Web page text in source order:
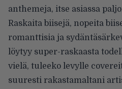
anthemeja, itse asiassa
Raskaita biisejä, nopeita
romanttisia ja
löytyy super-raskaasta
vielä, tuleeko levylle
suuresti rakastamaltani